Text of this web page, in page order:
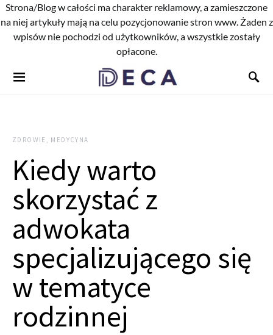
Strona/Blog w całości ma charakter reklamowy, a zamieszczone
na niej artykuły mają na celu pozycjonowanie stron www. Żaden z
wpisów nie pochodzi od użytkowników, a wszystkie zostały
opłacone.
ZDROWIE, MEDYCYNA
Kiedy warto
skorzystać z
adwokata
specjalizującego się
w tematyce
rodzinnej